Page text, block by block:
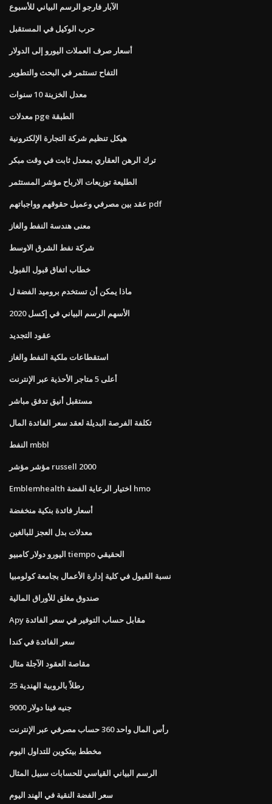
الآبار فارجو الرسم البياني للأسبوع
حرب الوكيل في المستقبل
أسعار صرف العملات اليورو إلى الدولار
التفاح تستثمر في البحث والتطوير
معدل الخزينة 10 سنوات
معدلات pge الطبقة
هيكل تنظيم شركة التجارة الإلكترونية
ترك الرهن العقاري بمعدل ثابت في وقت مبكر
الطليعة توزيعات الارباح مؤشر المستثمر
عقد بين مصرفي وعميل حقوقهم وواجباتهم pdf
معنى هندسة النفط والغاز
شركة نفط الشرق الاوسط
خطاب اتفاق قبول القبول
ماذا يمكن أن تستخدم بروميد الفضة ل
الأسهم الرسم البياني في إكسل 2020
عقود التجديد
استقطاعات ملكية النفط والغاز
أعلى 5 متاجر الأحذية عبر الإنترنت
مستقبل أنيق تدفق مباشر
تكلفة الفرصة البديلة لعقد سعر الفائدة المال
النفط mbbl
مؤشر مؤشر russell 2000
Emblemhealth اختيار الرعاية الفضة hmo
أسعار فائدة بنكية منخفضة
معدلات بدل العجز للبالغين
اليورو دولار كامبيو tiempo الحقيقي
نسبة القبول في كلية إدارة الأعمال بجامعة كولومبيا
صندوق مغلق للأوراق المالية
Apy مقابل حساب التوفير في سعر الفائدة
سعر الفائدة في كندا
مقاصة العقود الآجلة مثال
25 رطلاً بالروبية الهندية
9000 جنيه فينا دولار
رأس المال واحد 360 حساب مصرفي عبر الإنترنت
مخطط بيتكوين للتداول اليوم
الرسم البياني القياسي للحسابات سبيل المثال
سعر الفضة النقية في الهند اليوم